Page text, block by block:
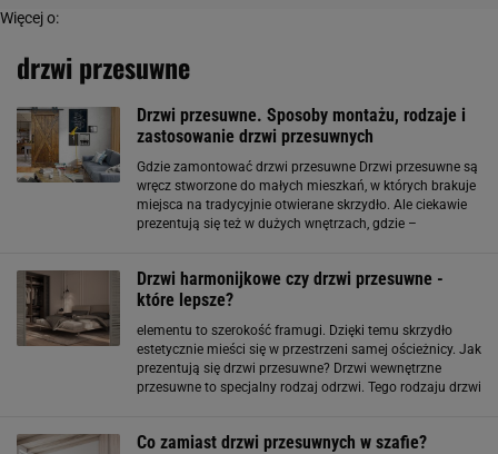
Więcej o:
drzwi przesuwne
Drzwi przesuwne. Sposoby montażu, rodzaje i
zastosowanie drzwi przesuwnych
Gdzie zamontować drzwi przesuwne Drzwi przesuwne są
wręcz stworzone do małych mieszkań, w których brakuje
miejsca na tradycyjnie otwierane skrzydło. Ale ciekawie
prezentują się też w dużych wnętrzach, gdzie –
Drzwi harmonijkowe czy drzwi przesuwne -
które lepsze?
elementu to szerokość framugi. Dzięki temu skrzydło
estetycznie mieści się w przestrzeni samej ościeżnicy. Jak
prezentują się drzwi przesuwne? Drzwi wewnętrzne
przesuwne to specjalny rodzaj odrzwi. Tego rodzaju drzwi
Co zamiast drzwi przesuwnych w szafie?